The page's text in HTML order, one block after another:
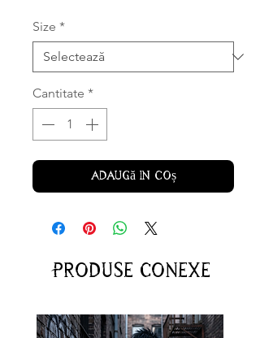
Size *
Cantitate *
Adaugă în coș
Produse conexe